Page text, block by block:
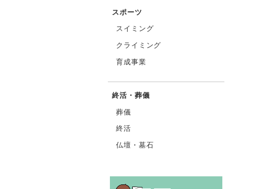
スポーツ
スイミング
クライミング
育成事業
終活・葬儀
葬儀
終活
仏壇・墓石